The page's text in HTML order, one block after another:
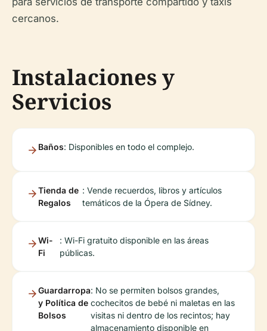
cercanos.
Instalaciones y
Servicios
Baños: Disponibles en todo el complejo.
Tienda de
Regalos
: Vende recuerdos, libros y artículos
temáticos de la Ópera de Sídney.
Wi-
Fi
: Wi-Fi gratuito disponible en las áreas
públicas.
Guardarropa
y Política de
Bolsos
: No se permiten bolsos grandes,
cochecitos de bebé ni maletas en las
visitas ni dentro de los recintos; hay
almacenamiento disponible en